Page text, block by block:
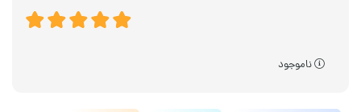
ناموجود